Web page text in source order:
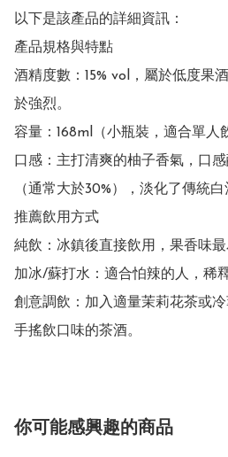
以下是該產品的詳細資訊：
產品規格與特點
酒精度數：15% vol，屬於低度果
於強烈。
容量：168ml（小瓶裝，適合單人
口感：主打清爽的柚子香氣，口
（通常大於30%），淡化了傳統白
推薦飲用方式
純飲：冰鎮後直接飲用，果香味最
加冰/蘇打水：適合怕辣的人，稀
創意調飲：加入適量茉莉花茶或
手搖飲口味的茶酒。
你可能感興趣的商品